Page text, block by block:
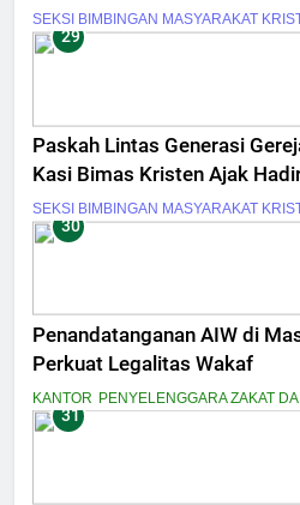
SEKSI BIMBINGAN MASYARAKAT
29
Paskah Lintas Generasi
Kasi Bimas Kristen Ajak
Sejahtera
SEKSI BIMBINGAN MASYARAKAT
30
Penandatanganan AIW di
Perkuat Legalitas Wakaf
KANTOR PENYELENGGARA ZAKAT
31